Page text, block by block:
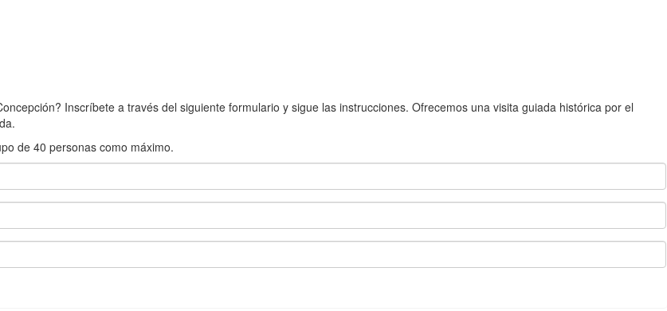
Inscríbete a través del siguiente formulario y sigue las instrucciones. Ofrecemos una visita guiada histórica por el
de 40 personas como máximo.